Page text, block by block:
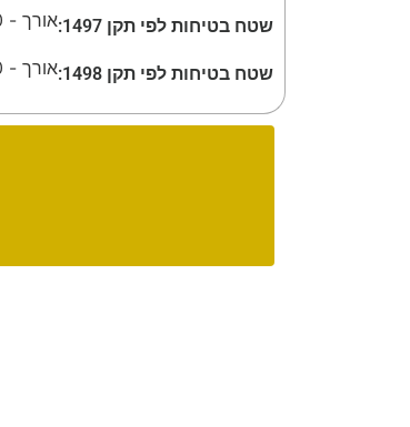
שטח בטיחות לפי תקן 1497: אורך - 1140 ס"מ
שטח בטיחות לפי תקן 1498: אורך - 1140 ס"מ